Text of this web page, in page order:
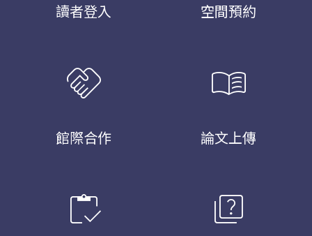
讀者登入 空間預約
handshake
館際合作
menu_book
論文上傳
inventory quiz